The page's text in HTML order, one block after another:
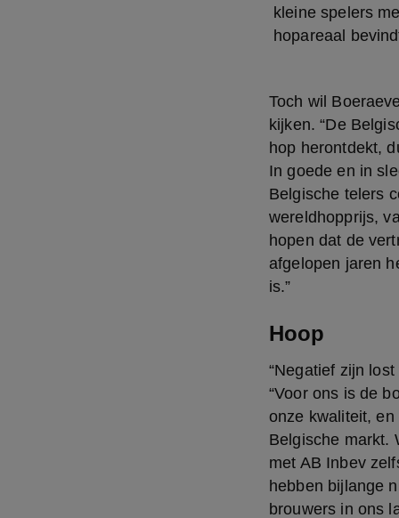
kleine spelers
hopareaal
Toch wil
kijken. “De
hop herontdekt,
In goede en in
Belgische telers
wereldhopprijs,
hopen dat de
afgelopen jaren
is.”
Hoop
“Negatief zijn
“Voor ons is de
onze kwaliteit,
Belgische markt.
met AB Inbev
hebben bijlange
brouwers in ons